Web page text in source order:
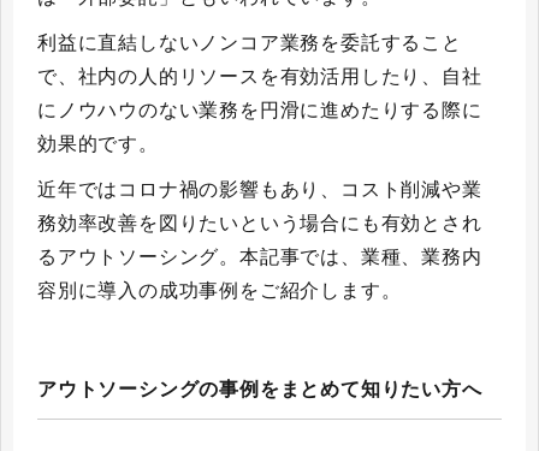
利益に直結しないノンコア業務を委託すること
で、社内の人的リソースを有効活用したり、自社
にノウハウのない業務を円滑に進めたりする際に
効果的です。
近年ではコロナ禍の影響もあり、コスト削減や業
務効率改善を図りたいという場合にも有効とされ
るアウトソーシング。本記事では、業種、業務内
容別に導入の成功事例をご紹介します。
アウトソーシングの事例をまとめて知りたい方へ